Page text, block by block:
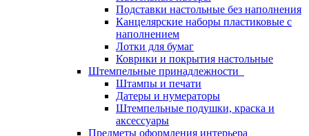
Подставки настольные без наполнения
Канцелярские наборы пластиковые с
наполнением
Лотки для бумаг
Коврики и покрытия настольные
Штемпельные принадлежности
Штампы и печати
Датеры и нумераторы
Штемпельные подушки, краска и
аксессуары
Предметы оформления интерьера